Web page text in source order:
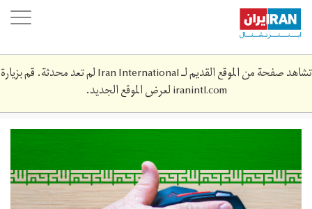
Skip
main
content
تشاهد صفحة من الموقع القديم لـ Iran International لم تعد محدثة. قم بزيارة
iranintl.comلعرض الموقع الجديد.
copy_of_untitled_1.png